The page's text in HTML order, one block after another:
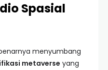
Spasial
menyumbang
metaverse yang